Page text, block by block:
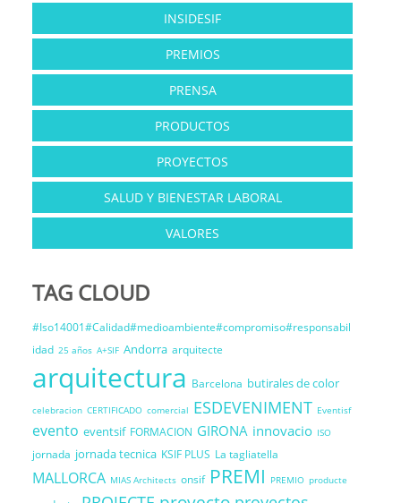
INSIDESIF
PREMIOS
PRENSA
PRODUCTOS
PROYECTOS
SALUD Y BIENESTAR LABORAL
VALORES
TAG CLOUD
#Iso14001#Calidad#medioambiente#compromiso#responsabil
idad 25 años A+SIF Andorra arquitecte
arquitectura Barcelona butirales de color
celebracion CERTIFICADO comercial ESDEVENIMENT Eventisf
evento eventsif FORMACION GIRONA innovacio ISO
jornada jornada tecnica KSIF PLUS La tagliatella
MALLORCA MIAS Architects onsif PREMI PREMIO producte